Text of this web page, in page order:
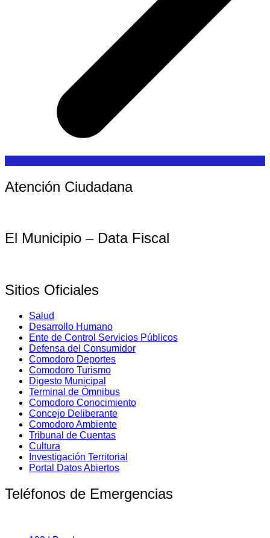
Atención Ciudadana
El Municipio – Data Fiscal
Sitios Oficiales
Salud
Desarrollo Humano
Ente de Control Servicios Públicos
Defensa del Consumidor
Comodoro Deportes
Comodoro Turismo
Digesto Municipal
Terminal de Ómnibus
Comodoro Conocimiento
Concejo Deliberante
Comodoro Ambiente
Tribunal de Cuentas
Cultura
Investigación Territorial
Portal Datos Abiertos
Teléfonos de Emergencias